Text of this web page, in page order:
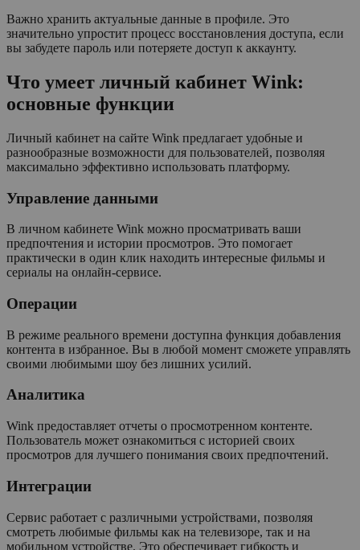
Важно хранить актуальные данные в профиле. Это
значительно упростит процесс восстановления доступа, если
вы забудете пароль или потеряете доступ к аккаунту.
Что умеет личный кабинет Wink:
основные функции
Личный кабинет на сайте Wink предлагает удобные и
разнообразные возможности для пользователей, позволяя
максимально эффективно использовать платформу.
Управление данными
В личном кабинете Wink можно просматривать ваши
предпочтения и истории просмотров. Это помогает
практически в один клик находить интересные фильмы и
сериалы на онлайн-сервисе.
Операции
В режиме реального времени доступна функция добавления
контента в избранное. Вы в любой момент сможете управлять
своими любимыми шоу без лишних усилий.
Аналитика
Wink предоставляет отчеты о просмотренном контенте.
Пользователь может ознакомиться с историей своих
просмотров для лучшего понимания своих предпочтений.
Интеграции
Сервис работает с различными устройствами, позволяя
смотреть любимые фильмы как на телевизоре, так и на
мобильном устройстве. Это обеспечивает гибкость и